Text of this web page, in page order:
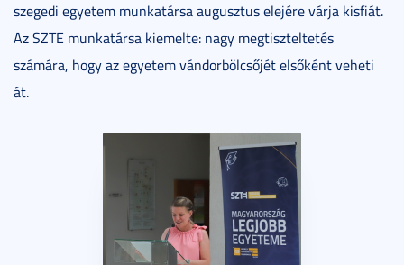
szegedi egyetem munkatársa augusztus elejére várja kisfiát.
Az SZTE munkatársa kiemelte: nagy megtiszteltetés
számára, hogy az egyetem vándorbölcsőjét elsőként veheti
át.